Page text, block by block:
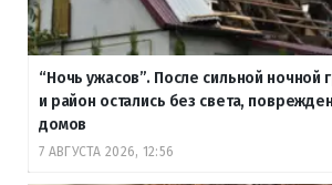
“Ночь ужасов”. После сильной ночной
и район остались без света,
домов
7 АВГУСТА 2026, 12:56